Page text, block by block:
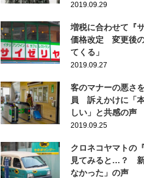
2019.09.29
増税に合わせて『
価格改定 変更後
てくる」
2019.09.27
客のマナーの悪さ
員 訴えかけに「
しい」と共感の声
2019.09.25
クロネコヤマトの
見てみると…？
なかった」の声